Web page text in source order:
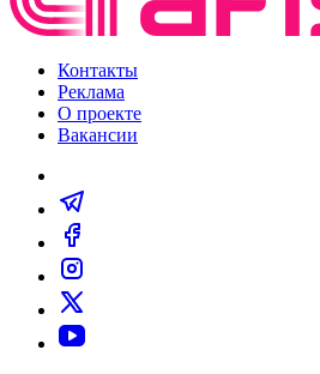
Контакты
Реклама
О проекте
Вакансии